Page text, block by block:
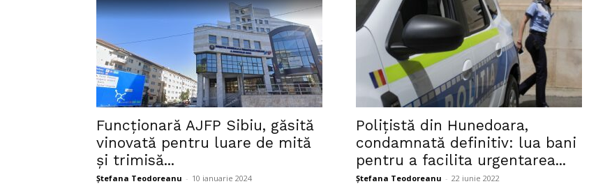
de
Investigații
Funcționară AJFP Sibiu, găsită
vinovată pentru luare de mită
și trimisă...
Ștefana Teodoreanu - 10 ianuarie 2024
Polițistă din Hunedoara,
condamnată definitiv: lua bani
pentru a facilita urgentarea...
Ștefana Teodoreanu - 22 iunie 2022